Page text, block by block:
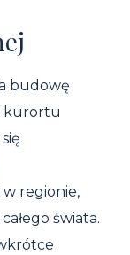
budowę
kurortu
regionie,
świata.